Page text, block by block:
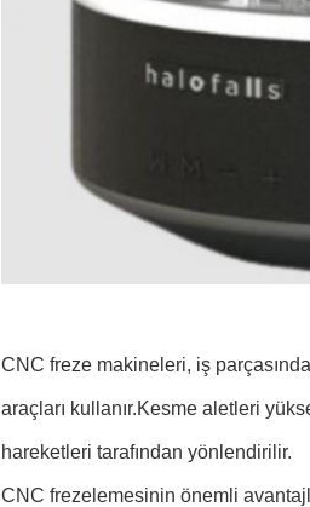
CNC freze makineleri, iş
araçları kullanır.Kesme aletleri
hareketleri tarafından yönlendirilir.
CNC frezelemesinin önemli